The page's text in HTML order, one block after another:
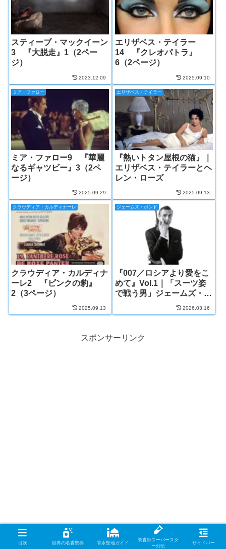
スティーブ・マックイーン
3 『大脱走』1（2ペー
ジ）
2023.12.09
エリザベス・テイラー
14 『クレオパトラ』
6（2ページ）
2025.09.10
ミア・ファロー
ミア・ファロー9 『華麗
なるギャツビー』3（2ペ
ージ）
2025.09.29
エリザベス・テイラー
『熱いトタン屋根の猫』｜
エリザベス・テイラーとヘ
レン・ローズ
2025.09.13
クラウディア・カルディナーレ
クラウディア・カルディナ
ーレ2 『ピンクの豹』
2（3ページ）
2025.09.13
ジェームズ・ボンド
『007／ロシアより愛をこ
めて』Vol.1｜「スーツ姿
で戦う男」ジェームズ・ボ
2026.03.16
スポンサーリンク
目次 世界の名香聖典 香水聖地ガイド
調香師スーパースタ
ー列伝
サイドバー